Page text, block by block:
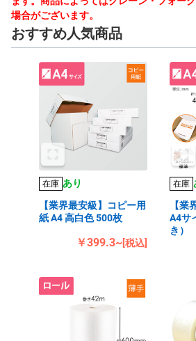
場合がございます。
おすすめ人気商品
在庫 あり
【業界最安級】コピー用
紙 A4 高白色 500枚
￥399.3~[税込]
在庫
【
A4サ
き）